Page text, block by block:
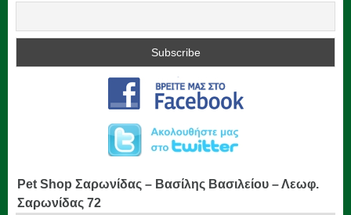
Pet Shop Σαρωνίδας – Βασίλης Βασιλείου – Λεωφ.
Σαρωνίδας 72